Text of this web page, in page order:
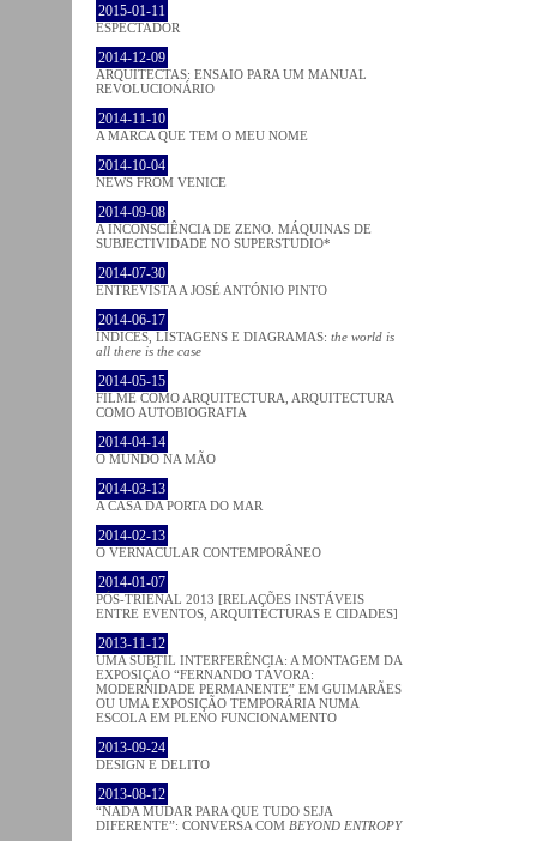
2015-01-11
ESPECTADOR
2014-12-09
ARQUITECTAS: ENSAIO PARA UM MANUAL
REVOLUCIONÁRIO
2014-11-10
A MARCA QUE TEM O MEU NOME
2014-10-04
NEWS FROM VENICE
2014-09-08
A INCONSCIÊNCIA DE ZENO. MÁQUINAS DE
SUBJECTIVIDADE NO SUPERSTUDIO*
2014-07-30
ENTREVISTA A JOSÉ ANTÓNIO PINTO
2014-06-17
ÍNDICES, LISTAGENS E DIAGRAMAS: the world is
all there is the case
2014-05-15
FILME COMO ARQUITECTURA, ARQUITECTURA
COMO AUTOBIOGRAFIA
2014-04-14
O MUNDO NA MÃO
2014-03-13
A CASA DA PORTA DO MAR
2014-02-13
O VERNACULAR CONTEMPORÂNEO
2014-01-07
PÓS-TRIENAL 2013 [RELAÇÕES INSTÁVEIS
ENTRE EVENTOS, ARQUITECTURAS E CIDADES]
2013-11-12
UMA SUBTIL INTERFERÊNCIA: A MONTAGEM DA
EXPOSIÇÃO “FERNANDO TÁVORA:
MODERNIDADE PERMANENTE” EM GUIMARÃES
OU UMA EXPOSIÇÃO TEMPORÁRIA NUMA
ESCOLA EM PLENO FUNCIONAMENTO
2013-09-24
DESIGN E DELITO
2013-08-12
“NADA MUDAR PARA QUE TUDO SEJA
DIFERENTE”: CONVERSA COM BEYOND ENTROPY